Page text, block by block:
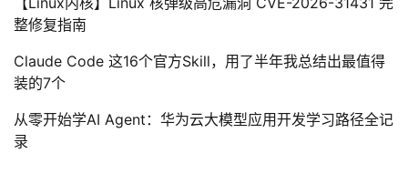
整修复指南
Claude Code 这16个官方Skill，用了半年我总结出最值得
装的7个
从零开始学AI Agent：华为云大模型应用开发学习路径全记
录